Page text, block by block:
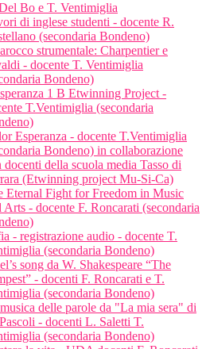
Bo e T. Ventimiglia
di inglese studenti - docente R.
(secondaria Bondeno)
strumentale: Charpentier e
- docente T. Ventimiglia
Bondeno)
1 B Etwinning Project -
T.Ventimiglia (secondaria
Esperanza - docente T.Ventimiglia
Bondeno) in collaborazione
docenti della scuola media Tasso di
(Etwinning project Mu-Si-Ca)
Eternal Fight for Freedom in Music
Arts - docente F. Roncarati (secondaria
- registrazione audio - docente T.
(secondaria Bondeno)
song da W. Shakespeare “The
- docenti F. Roncarati e T.
(secondaria Bondeno)
delle parole da "La mia sera" di
- docenti L. Saletti T.
(secondaria Bondeno)